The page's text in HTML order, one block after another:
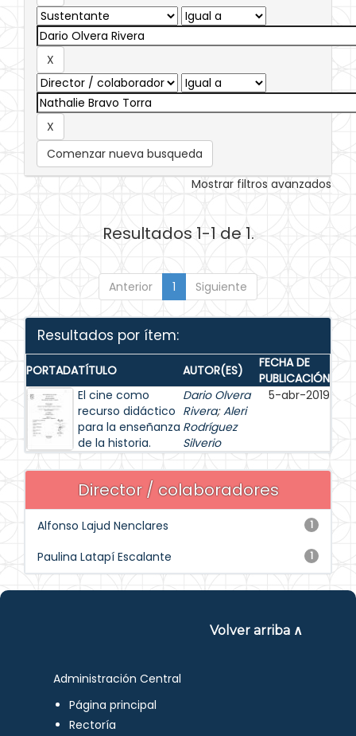
Comenzar nueva busqueda
Mostrar filtros avanzados
Resultados 1-1 de 1.
Anterior 1 Siguiente
Resultados por ítem:
PORTADATÍTULO AUTOR(ES)
FECHA DE
PUBLICACIÓN
El cine como
recurso didáctico
para la enseñanza
de la historia.
Dario Olvera
Rivera;Aleri
Rodríguez
Silverio
5-abr-2019
Director / colaboradores
1
Alfonso Lajud Nenclares
1
Paulina Latapí Escalante
Volver arriba ∧
Administración Central
Página principal
Rectoría